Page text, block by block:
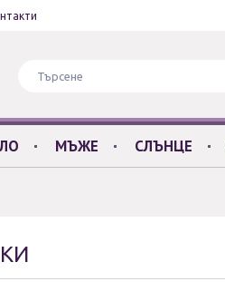
МЪЖЕ СЛЪНЦЕ